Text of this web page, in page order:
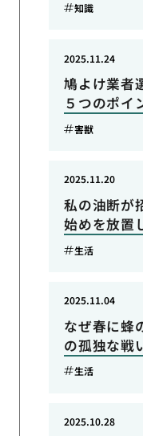
知識
鳩よけ業者
５つのポイ
2025.11.24
害獣
私の油断が
始めを放置
2025.11.20
生活
なぜ春に蜂
の孤独な戦
2025.11.04
生活
2025.10.28